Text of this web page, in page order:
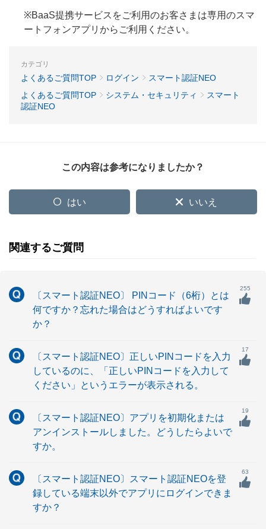
※BaaS提携サービスをご利用のお客さまは専用のスマ
ートフォンアプリからご利用ください。
カテゴリ
よくあるご質問TOP ログイン
スマート認証NEO
よくあるご質問TOP
システム・セキュリティ
スマート
認証NEO
この内容は参考になりましたか？
はい いいえ
関連するご質問
〔スマート認証NEO〕 PINコード（6桁）とは
何ですか？忘れた場合はどうすればよいです
か？
255
〔スマート認証NEO〕正しいPINコードを入力
しているのに、「正しいPINコードを入力して
ください」というエラーが表示される。
17
〔スマート認証NEO〕アプリを初期化または
アンインストールしました。どうしたらよいで
すか。
19
〔スマート認証NEO〕スマート認証NEOを登
録している端末以外でアプリにログインできま
すか？
63